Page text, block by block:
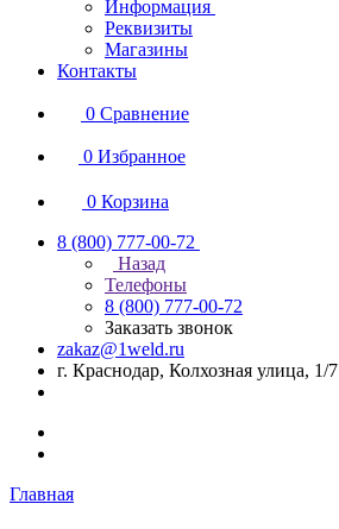
Информация
Реквизиты
Магазины
Контакты
0 Сравнение
0 Избранное
0 Корзина
8 (800) 777-00-72
Назад
Телефоны
8 (800) 777-00-72
Заказать звонок
zakaz@1weld.ru
г. Краснодар, Колхозная улица, 1/7
Главная